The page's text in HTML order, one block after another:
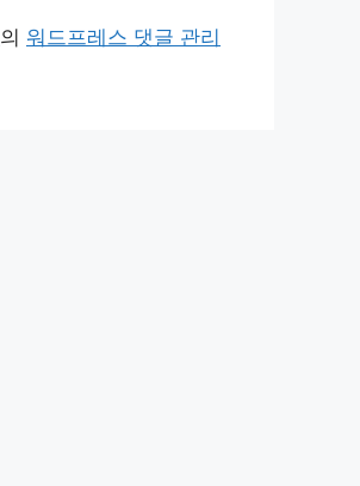
의 워드프레스 댓글 관리